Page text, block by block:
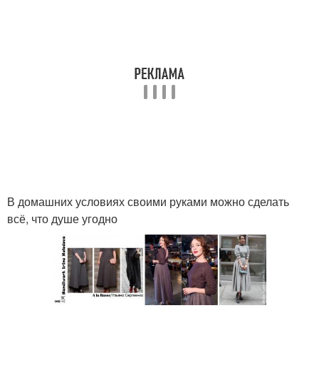
В домашних условиях своими руками можно сделать
всё, что душе угодно